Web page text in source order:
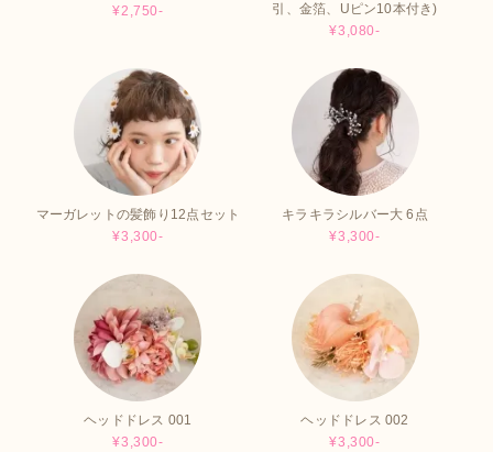
¥2,750-
引、金箔、Uピン10本付き)
¥3,080-
マーガレットの髪飾り12点セット
¥3,300-
キラキラシルバー大 6点
¥3,300-
ヘッドドレス 001
¥3,300-
ヘッドドレス 002
¥3,300-